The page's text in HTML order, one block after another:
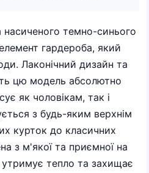
темно-синього
гардероба, який
Лаконічний дизайн та
цю модель абсолютно
як чоловікам, так і
з будь-яким верхнім
курток до класичних
з м'якої та приємної на
тепло та захищає